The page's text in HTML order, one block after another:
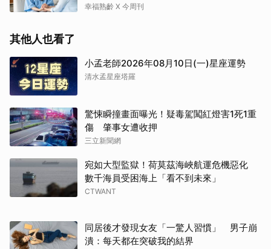
待「媽媽」安撫
幸福熟齡 X 今周刊
其他人也看了
小孟老師2026年08月10日(一)星座運勢
清水孟星座塔羅
驚悚瞬撞畫面曝光！疑毒駕闖紅燈害1死1重
傷 肇事女遭收押
三立新聞網
宛如大型監獄！荷莫茲海峽航運危機惡化
數千海員受困海上「看不到未來」
CTWANT
同居後才發現女友「一驚人習慣」 男子崩
潰：每天都在突破我的結界